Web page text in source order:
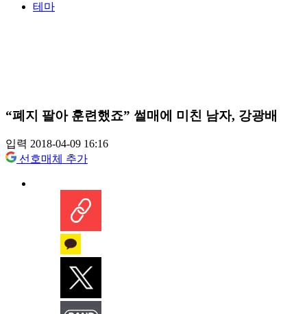
테마
“폐지 팔아 훈련했죠” 썰매에 미친 남자, 강광배
입력 2018-04-09 16:16
선호매체 추가